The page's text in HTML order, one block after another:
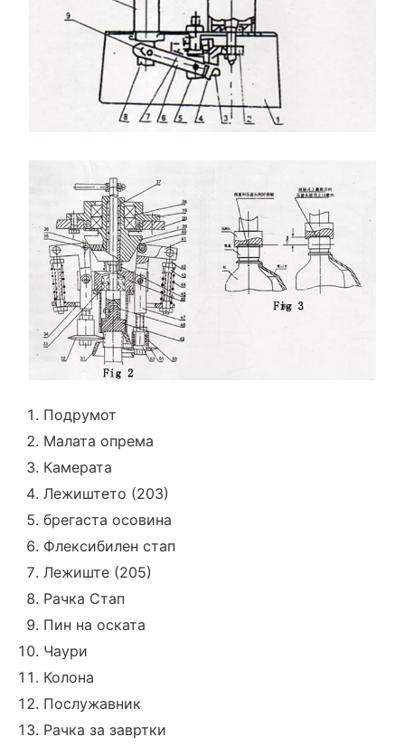
Подрумот
Малата опрема
Камерата
Лежиштето (203)
брегаста осовина
Флексибилен стап
Лежиште (205)
Рачка Стап
Пин на оската
Чаури
Колона
Послужавник
Рачка за завртки